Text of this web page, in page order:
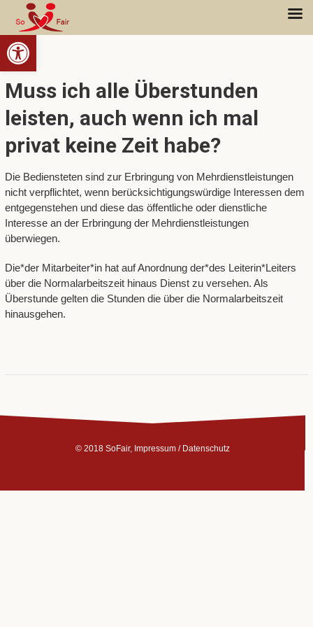
Open toolbar
Muss ich alle Überstunden
leisten, auch wenn ich mal
privat keine Zeit habe?
Die Bediensteten sind zur Erbringung von Mehrdienstleistungen
nicht verpflichtet, wenn berücksichtigungswürdige Interessen dem
entgegenstehen und diese das öffentliche oder dienstliche
Interesse an der Erbringung der Mehrdienstleistungen
überwiegen.
Die*der Mitarbeiter*in hat auf Anordnung der*des Leiterin*Leiters
über die Normalarbeitszeit hinaus Dienst zu versehen. Als
Überstunde gelten die Stunden die über die Normalarbeitszeit
hinausgehen.
© 2018 SoFair, Impressum/ Datenschutz